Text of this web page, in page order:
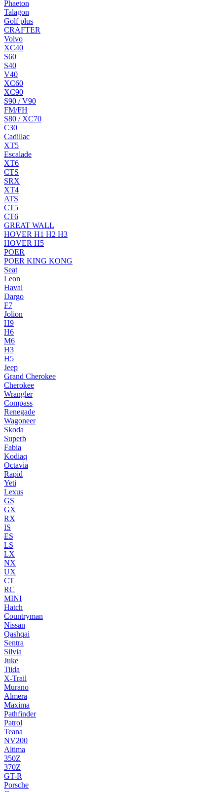
Phaeton
Talagon
Golf plus
CRAFTER
Volvo
XC40
S60
S40
V40
XC60
XC90
S90 / V90
FM/FH
S80 / XC70
C30
Cadillac
XT5
Escalade
XT6
CTS
SRX
XT4
ATS
CT5
CT6
GREAT WALL
HOVER H1 H2 H3
HOVER H5
POER
POER KING KONG
Seat
Leon
Haval
Dargo
F7
Jolion
H9
H6
M6
H3
H5
Jeep
Grand Cherokee
Cherokee
Wrangler
Compass
Renegade
Wagoneer
Skoda
Superb
Fabia
Kodiaq
Octavia
Rapid
Yeti
Lexus
GS
GX
RX
IS
ES
LS
LX
NX
UX
CT
RC
MINI
Hatch
Countryman
Nissan
Qashqai
Sentra
Silvia
Juke
Tiida
X-Trail
Murano
Almera
Maxima
Pathfinder
Patrol
Teana
NV200
Altima
350Z
370Z
GT-R
Porsche